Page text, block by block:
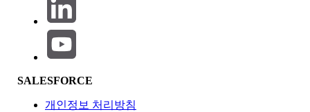
기능 영향
SALESFORCE
개인정보 처리방침